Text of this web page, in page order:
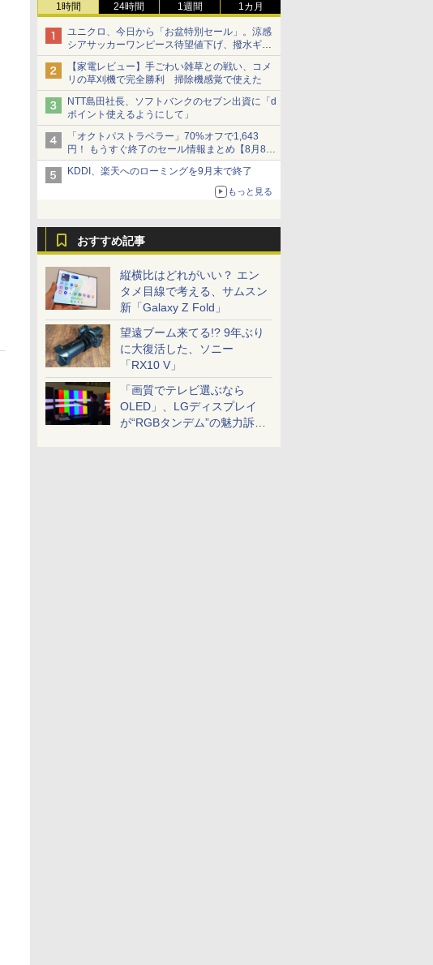
1時間 24時間 1週間 1カ月
ユニクロ、今日から「お盆特別セール」。涼感
シアサッカーワンピース待望値下げ、撥水ギア
ショーツは1990円に
【家電レビュー】手ごわい雑草との戦い、コメ
リの草刈機で完全勝利 掃除機感覚で使えた
NTT島田社長、ソフトバンクのセブン出資に「d
ポイント使えるようにして」
「オクトパストラベラー」70%オフで1,643
円！ もうすぐ終了のセール情報まとめ【8月8日
更新】
ニンテンドーeショップでは「大神 絶景版」が
KDDI、楽天へのローミングを9月末で終了
もっと見る
おすすめ記事
縦横比はどれがいい？ エン
タメ目線で考える、サムスン
新「Galaxy Z Fold」
望遠ブーム来てる!? 9年ぶり
に大復活した、ソニー
「RX10 V」
「画質でテレビ選ぶなら
OLED」、LGディスプレイ
が“RGBタンデム”の魅力訴